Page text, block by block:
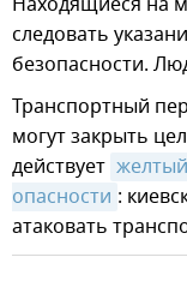
следовать
безопасности.
Транспортный
могут закрыть
действует
опасности :
атаковать